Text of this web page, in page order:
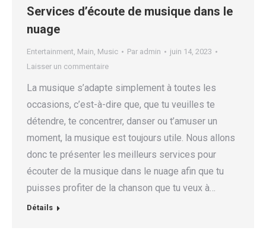
Services d’écoute de musique dans le
nuage
Entertainment, Main, Music Par admin
juin 14, 2023
Laisser un commentaire
La musique s’adapte simplement à toutes les
occasions, c’est-à-dire que, que tu veuilles te
détendre, te concentrer, danser ou t’amuser un
moment, la musique est toujours utile. Nous allons
donc te présenter les meilleurs services pour
écouter de la musique dans le nuage afin que tu
puisses profiter de la chanson que tu veux à…
Détails